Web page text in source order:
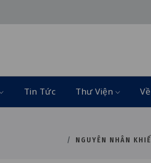
Tin Tức Thư Viện
NGUYÊN NHÂN